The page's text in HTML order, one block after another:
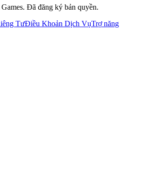
Đã đăng ký bản quyền.
TưĐiều Khoản Dịch VụTrợ năng